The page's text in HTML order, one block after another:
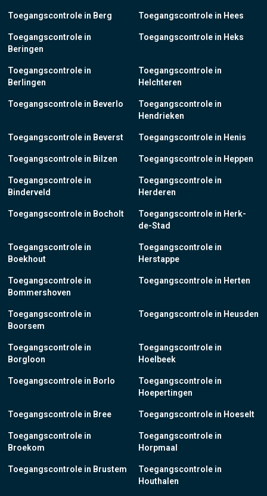
Toegangscontrole in Berg
Toegangscontrole in
Beringen
Toegangscontrole in
Berlingen
Toegangscontrole in Beverlo
Toegangscontrole in Beverst
Toegangscontrole in Bilzen
Toegangscontrole in
Binderveld
Toegangscontrole in Bocholt
Toegangscontrole in
Boekhout
Toegangscontrole in
Bommershoven
Toegangscontrole in
Boorsem
Toegangscontrole in
Borgloon
Toegangscontrole in Borlo
Toegangscontrole in Bree
Toegangscontrole in
Broekom
Toegangscontrole in Brustem
Toegangscontrole in Hees
Toegangscontrole in Heks
Toegangscontrole in
Helchteren
Toegangscontrole in
Hendrieken
Toegangscontrole in Henis
Toegangscontrole in Heppen
Toegangscontrole in
Herderen
Toegangscontrole in Herk-
de-Stad
Toegangscontrole in
Herstappe
Toegangscontrole in Herten
Toegangscontrole in Heusden
Toegangscontrole in
Hoelbeek
Toegangscontrole in
Hoepertingen
Toegangscontrole in Hoeselt
Toegangscontrole in
Horpmaal
Toegangscontrole in
Houthalen